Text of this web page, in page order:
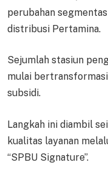
perubahan
distribusi Pertamina.
Sejumlah stasiun
mulai
subsidi.
Langkah ini diambil
kualitas layanan
“SPBU Signature”.